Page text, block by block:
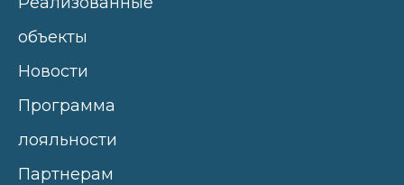
объекты
Новости
Программа
лояльности
Партнерам